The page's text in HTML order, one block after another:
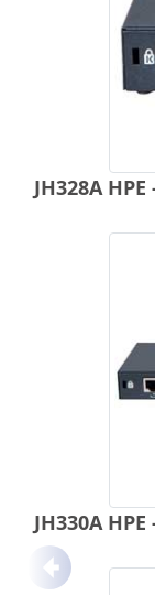
JH328A
JH330A
Anterior